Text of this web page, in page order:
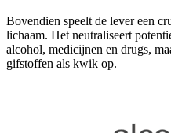
Bovendien speelt de lever een
lichaam. Het neutraliseert
alcohol, medicijnen en drugs,
gifstoffen als kwik op.